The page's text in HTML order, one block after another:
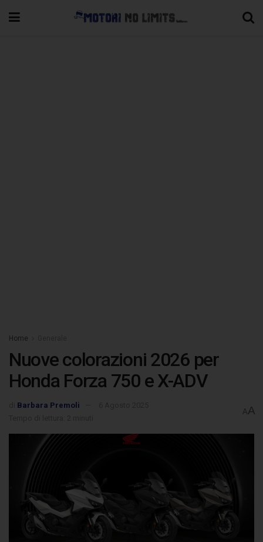
Home
Nuove colorazioni 2026 per
Honda Forza 750 e X-ADV
Barbara Premoli
AA